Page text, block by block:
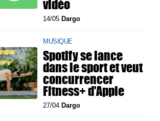
vidéo
14/05 Dargo
MUSIQUE
Spotify se lance
dans le sport et veut
concurrencer
Fitness+ d'Apple
27/04 Dargo